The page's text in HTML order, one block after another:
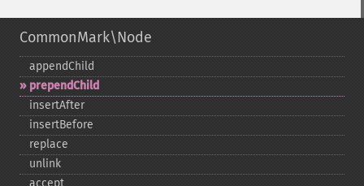
CommonMark\Node
appendChild
prependChild
insertAfter
insertBefore
replace
unlink
accept